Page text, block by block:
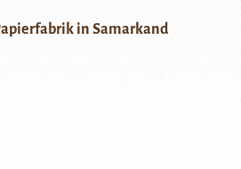
in Samarkand